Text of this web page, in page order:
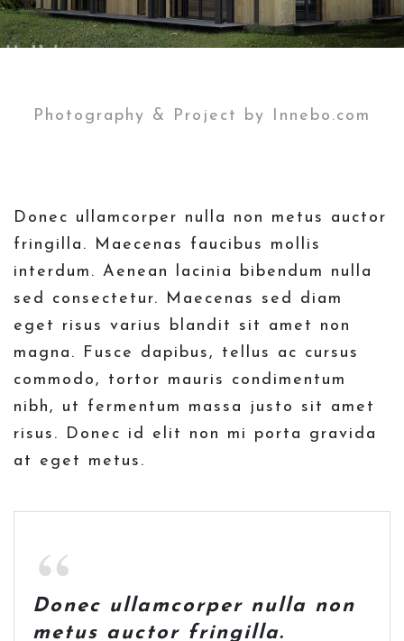
Photography & Project by Innebo.com
Donec ullamcorper nulla non metus auctor
fringilla. Maecenas faucibus mollis
interdum. Aenean lacinia bibendum nulla
sed consectetur. Maecenas sed diam
eget risus varius blandit sit amet non
magna. Fusce dapibus, tellus ac cursus
commodo, tortor mauris condimentum
nibh, ut fermentum massa justo sit amet
risus. Donec id elit non mi porta gravida
at eget metus.
Donec ullamcorper nulla non
metus auctor fringilla.